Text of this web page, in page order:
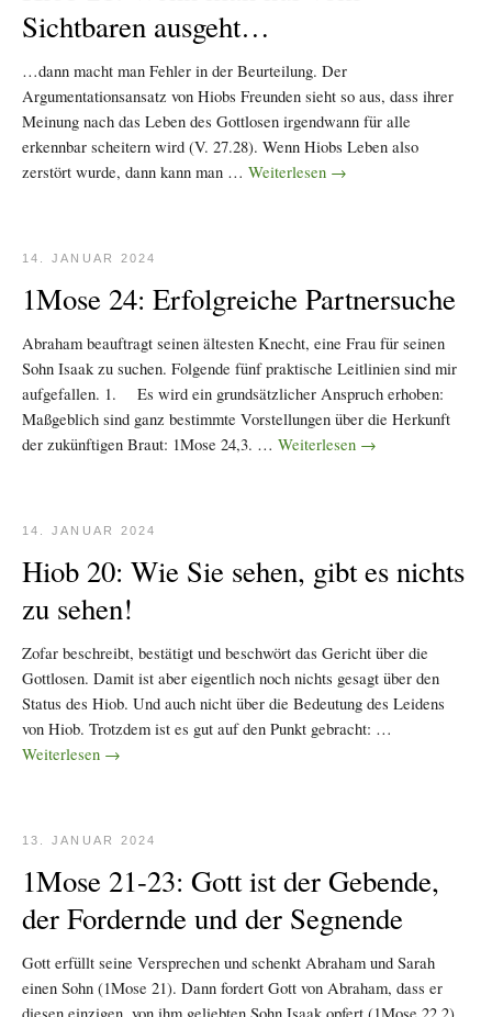
Sichtbaren ausgeht…
…dann macht man Fehler in der Beurteilung. Der
Argumentationsansatz von Hiobs Freunden sieht so aus, dass ihrer
Meinung nach das Leben des Gottlosen irgendwann für alle
erkennbar scheitern wird (V. 27.28). Wenn Hiobs Leben also
zerstört wurde, dann kann man … Weiterlesen →
14. JANUAR 2024
1Mose 24: Erfolgreiche Partnersuche
Abraham beauftragt seinen ältesten Knecht, eine Frau für seinen
Sohn Isaak zu suchen. Folgende fünf praktische Leitlinien sind mir
aufgefallen. 1. Es wird ein grundsätzlicher Anspruch erhoben:
Maßgeblich sind ganz bestimmte Vorstellungen über die Herkunft
der zukünftigen Braut: 1Mose 24,3. … Weiterlesen →
14. JANUAR 2024
Hiob 20: Wie Sie sehen, gibt es nichts
zu sehen!
Zofar beschreibt, bestätigt und beschwört das Gericht über die
Gottlosen. Damit ist aber eigentlich noch nichts gesagt über den
Status des Hiob. Und auch nicht über die Bedeutung des Leidens
von Hiob. Trotzdem ist es gut auf den Punkt gebracht: …
Weiterlesen →
13. JANUAR 2024
1Mose 21-23: Gott ist der Gebende,
der Fordernde und der Segnende
Gott erfüllt seine Versprechen und schenkt Abraham und Sarah
einen Sohn (1Mose 21). Dann fordert Gott von Abraham, dass er
diesen einzigen, von ihm geliebten Sohn Isaak opfert (1Mose 22,2),